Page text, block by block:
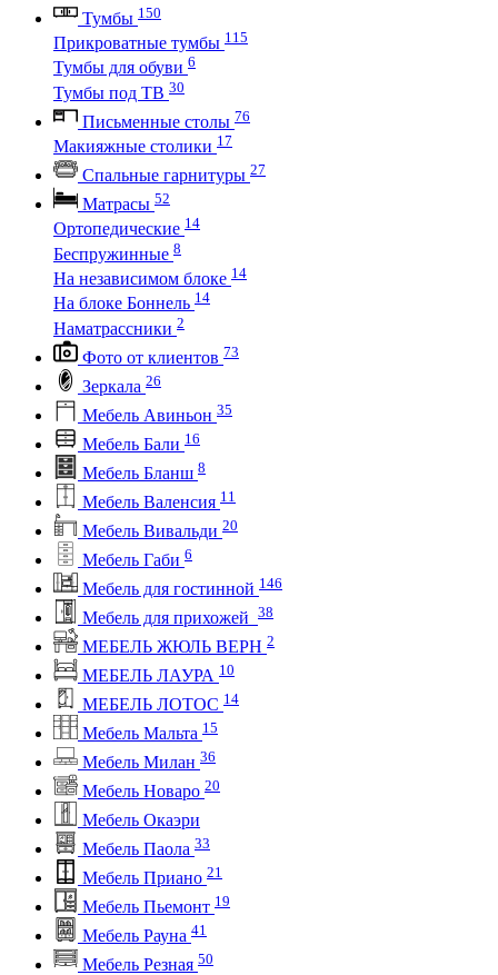
Тумбы 150
Прикроватные тумбы 115
Тумбы для обуви 6
Тумбы под ТВ 30
Письменные столы 76
Макияжные столики 17
Спальные гарнитуры 27
Матрасы 52
Ортопедические 14
Беспружинные 8
На независимом блоке 14
На блоке Боннель 14
Наматрассники 2
Фото от клиентов 73
Зеркала 26
Мебель Авиньон 35
Мебель Бали 16
Мебель Бланш 8
Мебель Валенсия 11
Мебель Вивальди 20
Мебель Габи 6
Мебель для гостинной 146
Мебель для прихожей 38
МЕБЕЛЬ ЖЮЛЬ ВЕРН 2
МЕБЕЛЬ ЛАУРА 10
МЕБЕЛЬ ЛОТОС 14
Мебель Мальта 15
Мебель Милан 36
Мебель Новаро 20
Мебель Окаэри
Мебель Паола 33
Мебель Приано 21
Мебель Пьемонт 19
Мебель Рауна 41
Мебель Резная 50